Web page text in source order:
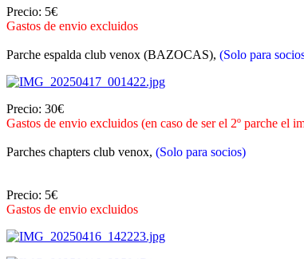
Precio: 5€
Gastos de envio excluidos
Parche espalda club venox (BAZOCAS), (Solo para
Precio: 30€
Gastos de envio excluidos (en caso de ser el 2º parche el
Parches chapters club venox, (Solo para socios)
Precio: 5€
Gastos de envio excluidos